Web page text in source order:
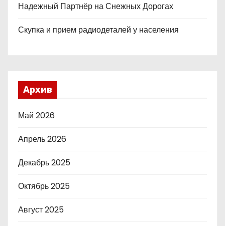
Надежный Партнёр на Снежных Дорогах
Скупка и прием радиодеталей у населения
Архив
Май 2026
Апрель 2026
Декабрь 2025
Октябрь 2025
Август 2025